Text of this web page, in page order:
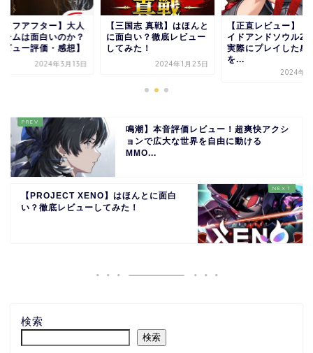
国志 真戦】はほんと
白い？徹底レビュー
みた！
2024年1月23日
【正直レビュー】「ブレ
イドアンドソウル2」を
実際にプレイした感想
【ライフアフター】
気ゲームは面白いの
【レビュー評価・感
鳴潮】本音評価レビュー！超爽快アクシ
ョンで広大な世界を自由に動ける
MMO...
【PROJECT XENO】はほんとに面白
い？徹底レビューしてみた！
検索
検索